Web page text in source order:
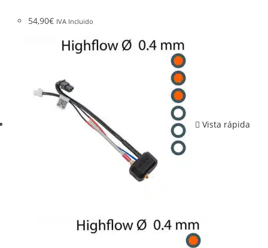
54,90€ IVA Incluido
Vista rápida